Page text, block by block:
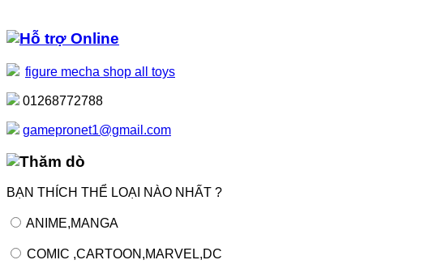
Hỗ trợ Online
figure mecha shop all toys
01268772788
gamepronet1@gmail.com
Thăm dò
BẠN THÍCH THỂ LOẠI NÀO NHẤT ?
ANIME,MANGA
COMIC ,CARTOON,MARVEL,DC